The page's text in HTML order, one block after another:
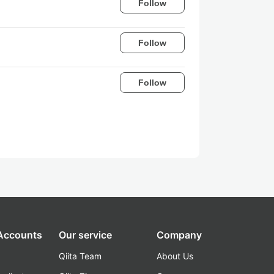
Follow
Follow
Follow
Our service
Qiita Team
Company
About Us